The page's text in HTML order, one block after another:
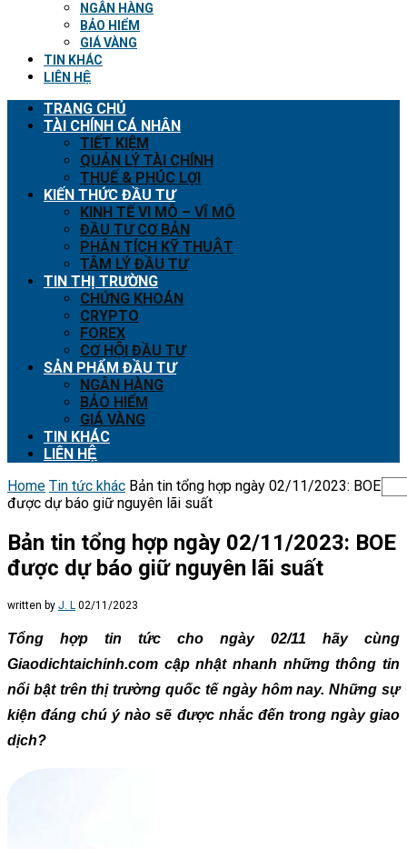
NGÂN HÀNG
BẢO HIỂM
GIÁ VÀNG
TIN KHÁC
LIÊN HỆ
TRANG CHỦ
TÀI CHÍNH CÁ NHÂN
TIẾT KIỆM
QUẢN LÝ TÀI CHÍNH
THUẾ & PHÚC LỢI
KIẾN THỨC ĐẦU TƯ
KINH TẾ VI MÔ – VĨ MÔ
ĐẦU TƯ CƠ BẢN
PHÂN TÍCH KỸ THUẬT
TÂM LÝ ĐẦU TƯ
TIN THỊ TRƯỜNG
CHỨNG KHOÁN
CRYPTO
FOREX
CƠ HỘI ĐẦU TƯ
SẢN PHẨM ĐẦU TƯ
NGÂN HÀNG
BẢO HIỂM
GIÁ VÀNG
TIN KHÁC
LIÊN HỆ
Home Tin tức khác Bản tin tổng hợp ngày 02/11/2023: BOE
được dự báo giữ nguyên lãi suất
Bản tin tổng hợp ngày 02/11/2023: BOE
được dự báo giữ nguyên lãi suất
written by J. L 02/11/2023
Tổng hợp tin tức cho ngày 02/11 hãy cùng
Giaodichtaichinh.com cập nhật nhanh những thông tin
nổi bật trên thị trường quốc tế ngày hôm nay. Những sự
kiện đáng chú ý nào sẽ được nhắc đến trong ngày giao
dịch?